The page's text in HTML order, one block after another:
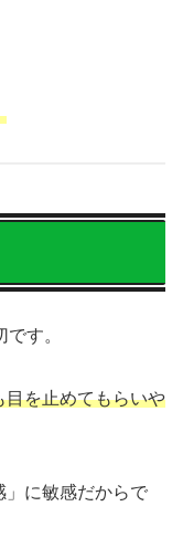
す。
目を止めてもらいや
」に敏感だからで